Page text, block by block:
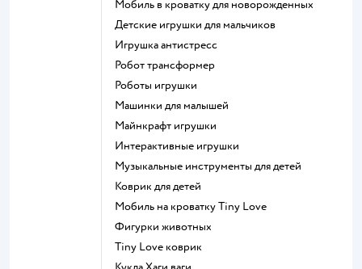
Мобиль в кроватку для новорожденных
Детские игрушки для мальчиков
Игрушка антистресс
Робот трансформер
Роботы игрушки
Машинки для малышей
Майнкрафт игрушки
Интерактивные игрушки
Музыкальные инструменты для детей
Коврик для детей
Мобиль на кроватку Tiny Love
Фигурки животных
Tiny Love коврик